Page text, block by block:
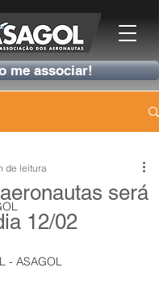
me associar!
- ASAGOL
será
12/02
de leitura